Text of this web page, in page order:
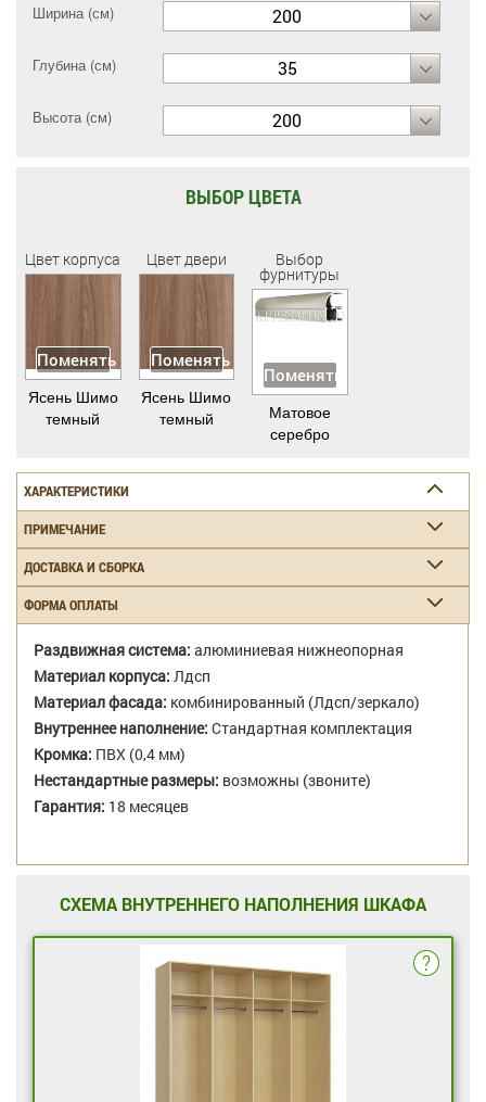
Ширина (см) 200
Глубина (см) 35
Высота (см) 200
ВЫБОР ЦВЕТА
Цвет корпуса
Поменять
Ясень Шимо
темный
Цвет двери
Поменять
Ясень Шимо
темный
Выбор
фурнитуры
Поменять
Матовое
серебро
ХАРАКТЕРИСТИКИ
ПРИМЕЧАНИЕ
ДОСТАВКА И СБОРКА
ФОРМА ОПЛАТЫ
Раздвижная система: алюминиевая нижнеопорная
Материал корпуса: Лдсп
Материал фасада: комбинированный (Лдсп/зеркало)
Внутреннее наполнение: Стандартная комплектация
Кромка: ПВХ (0,4 мм)
Нестандартные размеры: возможны (звоните)
Гарантия: 18 месяцев
СХЕМА ВНУТРЕННЕГО НАПОЛНЕНИЯ ШКАФА